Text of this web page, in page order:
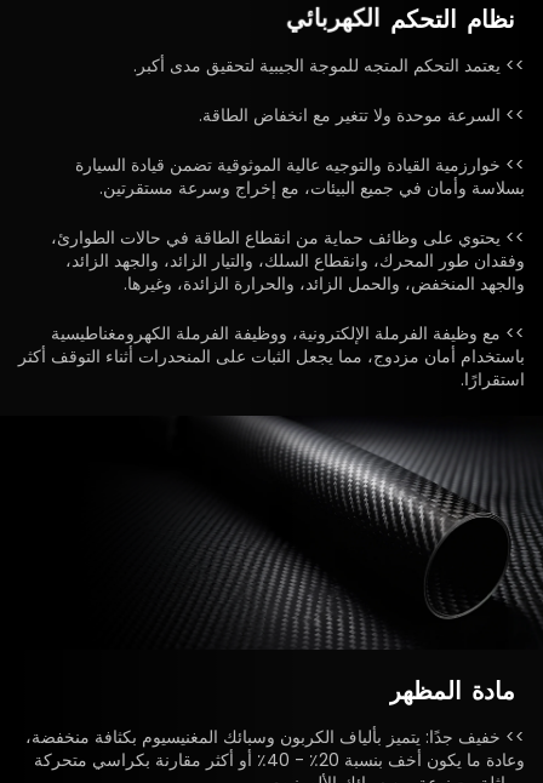
نظام التحكم الكهربائي
>> يعتمد التحكم المتجه للموجة الجيبية لتحقيق مدى أكبر.
>> السرعة موحدة ولا تتغير مع انخفاض الطاقة.
>> خوارزمية القيادة والتوجيه عالية الموثوقية تضمن قيادة السيارة
بسلاسة وأمان في جميع البيئات، مع إخراج وسرعة مستقرتين.
>> يحتوي على وظائف حماية من انقطاع الطاقة في حالات الطوارئ،
وفقدان طور المحرك، وانقطاع السلك، والتيار الزائد، والجهد الزائد،
والجهد المنخفض، والحمل الزائد، والحرارة الزائدة، وغيرها.
>> مع وظيفة الفرملة الإلكترونية، ووظيفة الفرملة الكهرومغناطيسية
باستخدام أمان مزدوج، مما يجعل الثبات على المنحدرات أثناء التوقف أكثر
استقرارًا.
مادة المظهر
>> خفيف جدًا: يتميز بألياف الكربون وسبائك المغنيسيوم بكثافة منخفضة،
وعادة ما يكون أخف بنسبة 20٪ - 40٪ أو أكثر مقارنة بكراسي متحركة